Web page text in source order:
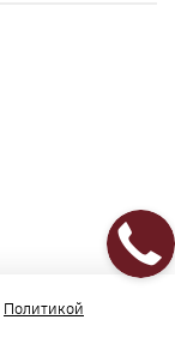
Политикой